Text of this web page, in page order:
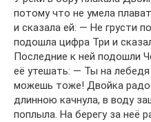
потому что не умела
и сказала ей: — Не грусти
подошла цифра Три и
Последние к ней подошли
её утешать: — Ты на
можешь тоже! Двойка
длинною качнула, в воду
поплыла. На берегу за неё